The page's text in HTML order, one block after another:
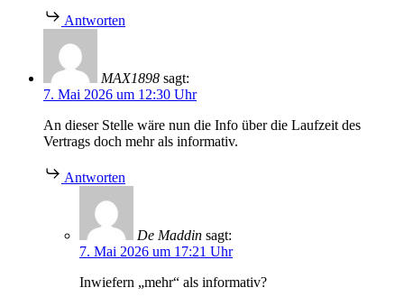
Antworten
MAX1898 sagt:
7. Mai 2026 um 12:30 Uhr
An dieser Stelle wäre nun die Info über die Laufzeit des
Vertrags doch mehr als informativ.
Antworten
De Maddin sagt:
7. Mai 2026 um 17:21 Uhr
Inwiefern „mehr“ als informativ?